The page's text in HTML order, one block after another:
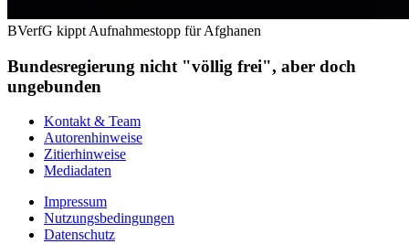
BVerfG kippt Aufnahmestopp für Afghanen
Bundesregierung nicht "völlig frei", aber doch
ungebunden
Kontakt & Team
Autorenhinweise
Zitierhinweise
Mediadaten
Impressum
Nutzungsbedingungen
Datenschutz